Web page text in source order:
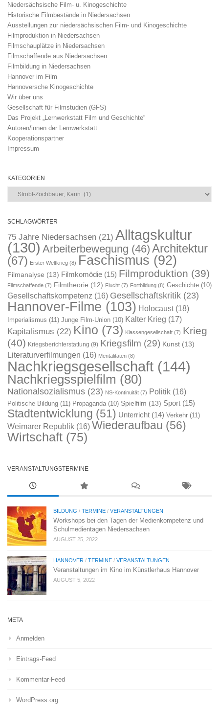
Niedersächsische Film- u. Kinogeschichte
Historische Filmbestände in Niedersachsen
Ausstellungen zur niedersächsischen Film- und Kinogeschichte
Filmproduktion in Niedersachsen
Filmschauplätze in Niedersachsen
Filmschaffende aus Niedersachsen
Filmbildung in Niedersachsen
Hannover im Film
Hannoversche Kinogeschichte
Wir über uns
Gesellschaft für Filmstudien (GFS)
Das Projekt „Lernwerkstatt Film und Geschichte“
Autoren/innen der Lernwerkstatt
Kooperationspartner
Impressum
KATEGORIEN
Kategorien
SCHLAGWÖRTER
75 Jahre Niedersachsen (21) Alltagskultur
(130) Arbeiterbewegung (46) Architektur
(67) Erster Weltkrieg (8) Faschismus (92)
Filmanalyse (13) Filmkomödie (15) Filmproduktion (39)
Filmschaffende (7) Filmtheorie (12) Flucht (7) Fortbildung (8) Geschichte (10)
Gesellschaftskompetenz (16) Gesellschaftskritik (23)
Hannover-Filme (103) Holocaust(18)
Imperialismus (11) Junge Film-Union (10) Kalter Krieg (17)
Kapitalismus (22) Kino (73) Klassengesellschaft (7) Krieg
(40) Kriegsberichterstattung (9) Kriegsfilm (29) Kunst (13)
Literaturverfilmungen (16) Mentalitäten (8)
Nachkriegsgesellschaft (144)
Nachkriegsspielfilm (80)
Nationalsozialismus (23) NS-Kontinuität (7) Politik (16)
Politische Bildung (11) Propaganda (10) Spielfilm (13) Sport (15)
Stadtentwicklung (51) Unterricht (14) Verkehr (11)
Weimarer Republik (16) Wiederaufbau (56)
Wirtschaft (75)
VERANSTALTUNGSTERMINE
BILDUNG / TERMINE / VERANSTALTUNGEN
Workshops bei den Tagen der Medienkompetenz und
Schulmedientagen Niedersachsen
AUGUST 25, 2022
HANNOVER / TERMINE / VERANSTALTUNGEN
Veranstaltungen im Kino im Künstlerhaus Hannover
AUGUST 5, 2022
META
Anmelden
Eintrags-Feed
Kommentar-Feed
WordPress.org